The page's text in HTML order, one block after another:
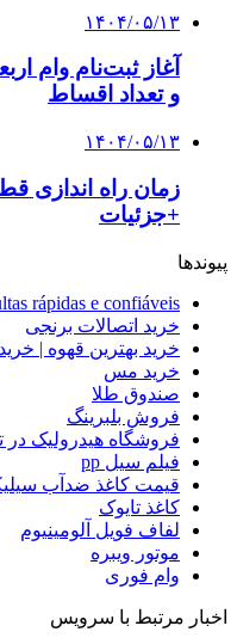
۱۴۰۴/۰۵/۱۳
آغاز ثبت‌نام وام
و تعداد اقساط
۱۴۰۴/۰۵/۱۳
زمان راه اندازی
+جزئیات
پیوندها
rápidas e confiáveis
خرید اتصالات برنجی
خرید بهترین قهوه |
خرید مس
صندوق طلا
فروش بلبرینگ
فروشگاه هیدرولیک در
فیلم سیل pp
قیمت کاغذ ضدآب
کاغذ تایوک
لفاف فویل آلومینیوم
موتور ویبره
وام فوری
اخبار مرتبط با سرویس